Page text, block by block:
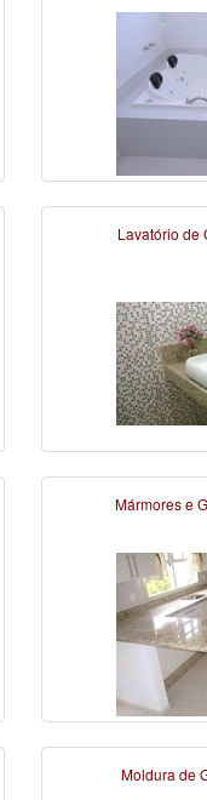
Lavatório de
Mármores e
Moldura de